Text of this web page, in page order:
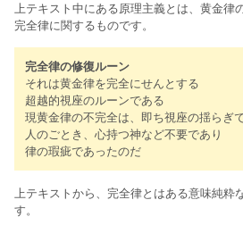
上テキスト中にある原理主義とは、黄金律
完全律に関するものです。
完全律の修復ルーン
それは黄金律を完全にせんとする
超越的視座のルーンである
現黄金律の不完全は、即ち視座の揺らぎ
人のごとき、心持つ神など不要であり
律の瑕疵であったのだ
上テキストから、完全律とはある意味純粋
す。